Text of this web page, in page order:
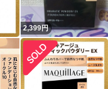
2,399円